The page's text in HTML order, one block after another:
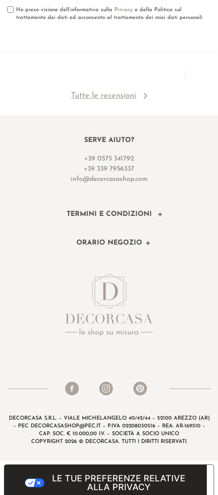
Ho preso visione dell’informativa sulla Privacy e della Politica sul
trattamento dei dati ed acconsento al trattamento dei miei dati personali
Tutte le recensioni
SERVE AIUTO?
+39 0575 341792
+39 339 7956337
info@decorcasashop.com
TERMINI E CONDIZIONI
ORARIO NEGOZIO
DECORCASA S.R.L. – VIALE MICHELANGELO 40/42/44 – 52100 AREZZO (AR)
– PEC DECORCASASHOP@PEC.IT– P.IVA 02208030516 – REA: AR-169510 –
CAP. SOC. € 10.000,00 I.V. – SOCIETÀ A SOCIO UNICO
COPYRIGHT 2026 © DECORCASA. TUTTI I DIRITTI RISERVATI.
LE TUE PREFERENZE RELATIVE
ALLA PRIVACY